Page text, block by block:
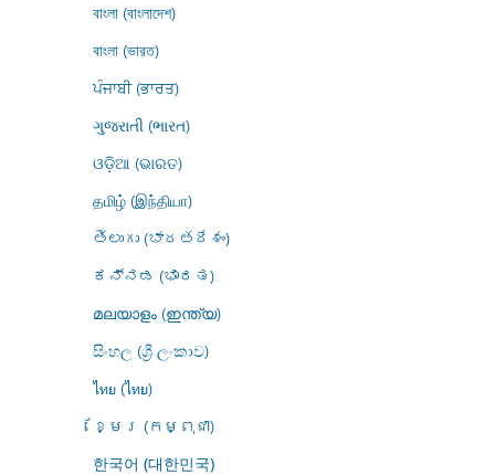
বাংলা (বাংলাদেশ)
বাংলা (ভারত)
ਪੰਜਾਬੀ (ਭਾਰਤ)
ગુજરાતી (ભારત)
ଓଡ଼ିଆ (ଭାରତ)
தமிழ் (இந்தியா)
తెలుగు (భారతదేశం)
ಕನ್ನಡ (ಭಾರತ)
മലയാളം (ഇന്ത്യ)
සිංහල (ශ්‍රී ලංකාව)
ไทย (ไทย)
ខ្មែរ (កម្ពុជា)
한국어 (대한민국)